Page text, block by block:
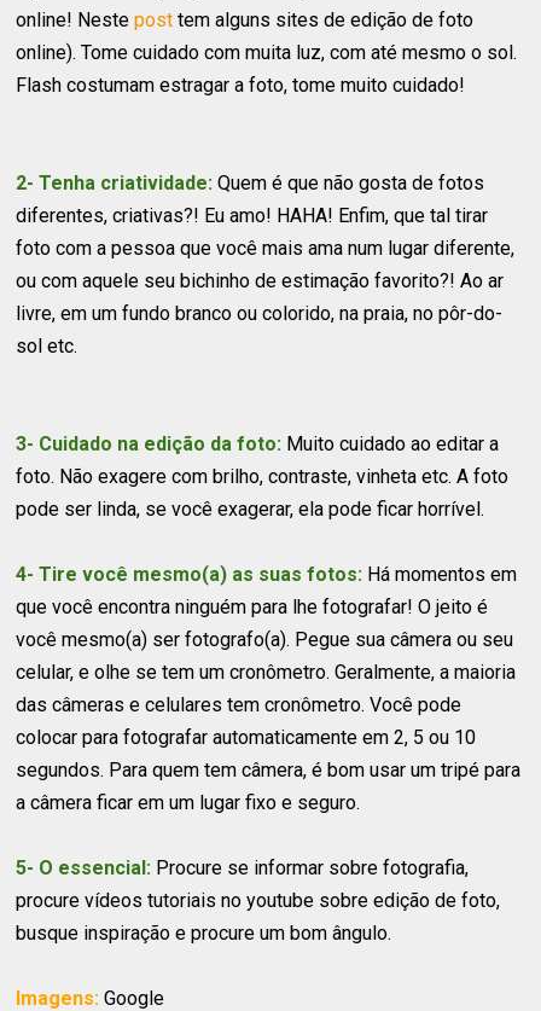
online! Nestepost tem alguns sites de edição de foto
online). Tome cuidado com muita luz, com até mesmo o sol.
Flash costumam estragar a foto, tome muito cuidado!
2- Tenha criatividade: Quem é que não gosta de fotos
diferentes, criativas?! Eu amo! HAHA! Enfim, que tal tirar
foto com a pessoa que você mais ama num lugar diferente,
ou com aquele seu bichinho de estimação favorito?! Ao ar
livre, em um fundo branco ou colorido, na praia, no pôr-do-
sol etc.
3- Cuidado na edição da foto: Muito cuidado ao editar a
foto. Não exagere com brilho, contraste, vinheta etc. A foto
pode ser linda, se você exagerar, ela pode ficar horrível.
4- Tire você mesmo(a) as suas fotos: Há momentos em
que você encontra ninguém para lhe fotografar! O jeito é
você mesmo(a) ser fotografo(a). Pegue sua câmera ou seu
celular, e olhe se tem um cronômetro. Geralmente, a maioria
das câmeras e celulares tem cronômetro. Você pode
colocar para fotografar automaticamente em 2, 5 ou 10
segundos. Para quem tem câmera, é bom usar um tripé para
a câmera ficar em um lugar fixo e seguro.
5- O essencial: Procure se informar sobre fotografia,
procure vídeos tutoriais no youtube sobre edição de foto,
busque inspiração e procure um bom ângulo.
Imagens: Google